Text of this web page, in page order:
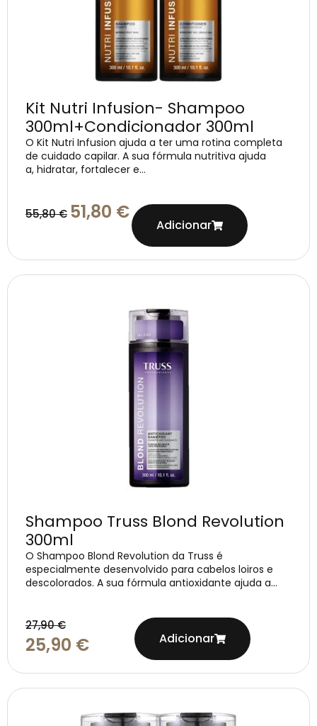
Kit Nutri Infusion- Shampoo
300ml+Condicionador 300ml
O Kit Nutri Infusion ajuda a ter uma rotina completa
de cuidado capilar. A sua fórmula nutritiva ajuda
a, hidratar, fortalecer e...
55,80€ 51,80 €
Adicionar
Shampoo Truss Blond Revolution
300ml
O Shampoo Blond Revolution da Truss é
especialmente desenvolvido para cabelos loiros e
descolorados. A sua fórmula antioxidante ajuda a...
27,90€
25,90 € Adicionar